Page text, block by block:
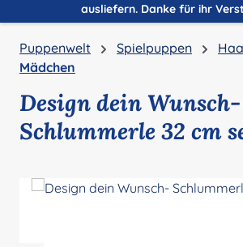
ausliefern. Danke für ihr
Puppenwelt Spielpuppen
Mädchen
Design dein Wunsch-
Schlummerle 32 cm